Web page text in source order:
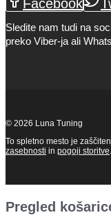
Facebook
Sledite nam tudi na
preko Viber-ja ali
© 2026 Luna Tuning
To spletno mesto je
zasebnosti in pogoji storitve.
Pregled